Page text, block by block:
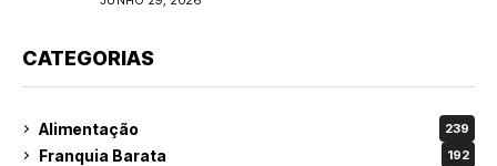
CATEGORIAS
Alimentação 239
Franquia Barata 192